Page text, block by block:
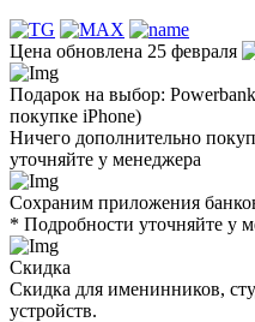
Цена обновлена 25 февраля
Подарок на выбор:
покупке iPhone)
Ничего дополнительно
уточняйте у менеджера
Сохраним приложения
* Подробности уточняйте у
Скидка
Скидка для именинников,
устройств.